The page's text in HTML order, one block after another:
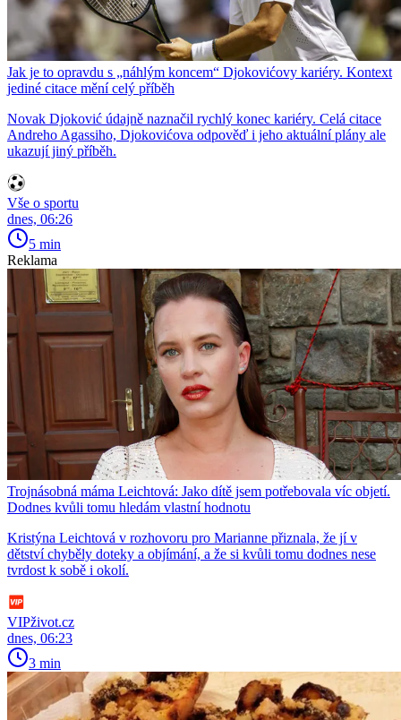
Jak je to opravdu s „náhlým koncem“ Djokovićovy kariéry. Kontext
jediné citace mění celý příběh
Novak Djoković údajně naznačil rychlý konec kariéry. Celá citace
Andreho Agassiho, Djokovićova odpověď i jeho aktuální plány ale
ukazují jiný příběh.
Vše o sportu
dnes, 06:26
5 min
Reklama
Trojnásobná máma Leichtová: Jako dítě jsem potřebovala víc objetí.
Dodnes kvůli tomu hledám vlastní hodnotu
Kristýna Leichtová v rozhovoru pro Marianne přiznala, že jí v
dětství chyběly doteky a objímání, a že si kvůli tomu dodnes nese
tvrdost k sobě i okolí.
VIPživot.cz
dnes, 06:23
3 min